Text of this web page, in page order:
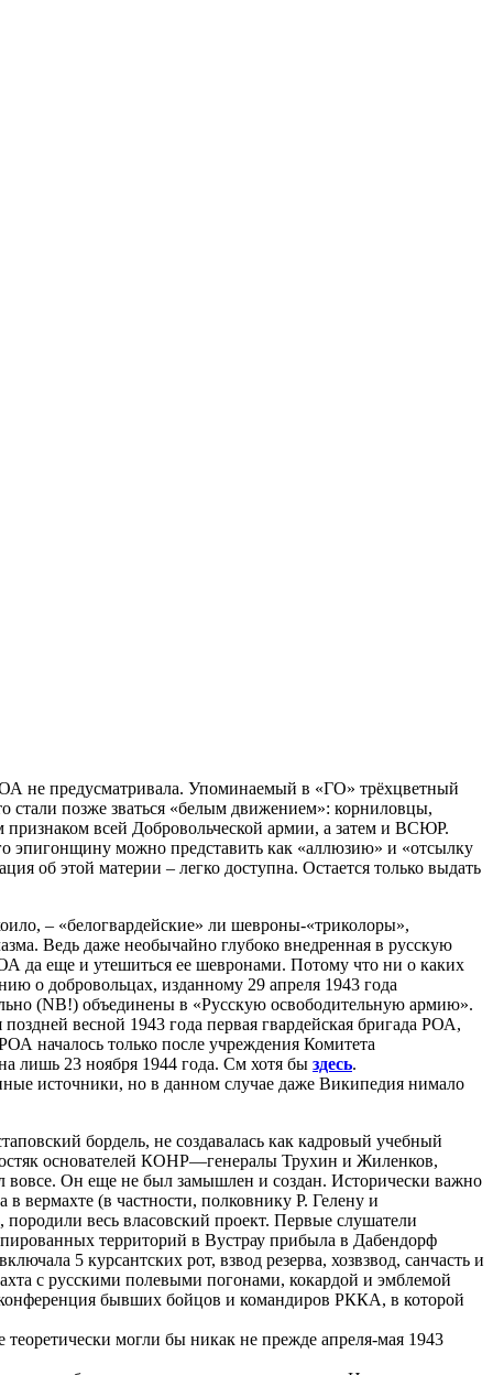
не предусматривала. Упоминаемый в «ГО» трёхцветный
стали позже зваться «белым движением»: корниловцы,
признаком всей Добровольческой армии, а затем и ВСЮР.
эпигонщину можно представить как «аллюзию» и «отсылку
об этой материи – легко доступна. Остается только выдать
– «белогвардейские» ли шевроны-«триколоры»,
Ведь даже необычайно глубоко внедренная в русскую
да еще и утешиться ее шевронами. Потому что ни о каких
о добровольцах, изданному 29 апреля 1943 года
(NB!) объединены в «Русскую освободительную армию».
весной 1943 года первая гвардейская бригада РОА,
началось только после учреждения Комитета
лишь 23 ноября 1944 года. См хотя бы здесь.
источники, но в данном случае даже Википедия нимало
бордель, не создавалась как кадровый учебный
основателей КОНР—генералы Трухин и Жиленков,
вовсе. Он еще не был замышлен и создан. Исторически важно
вермахте (в частности, полковнику Р. Гелену и
породили весь власовский проект. Первые слушатели
территорий в Вустрау прибыла в Дабендорф
5 курсантских рот, взвод резерва, хозвзвод, санчасть и
с русскими полевыми погонами, кокардой и эмблемой
бывших бойцов и командиров РККА, в которой
могли бы никак не прежде апреля-мая 1943